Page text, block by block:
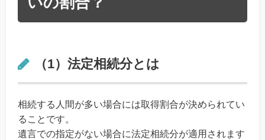
（1）法定相続分とは
相続する人間が多い場合には取得割合が決められてい
ることです。
遺言での指定がない場合に法定相続分が適用されます